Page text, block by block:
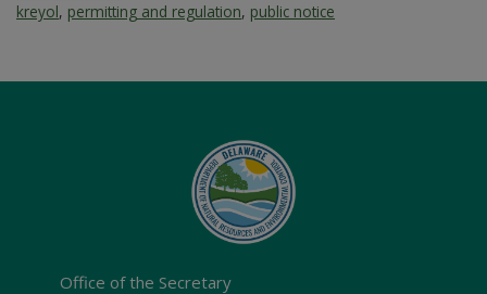
kreyol, permitting and regulation, public notice
Office of the Secretary